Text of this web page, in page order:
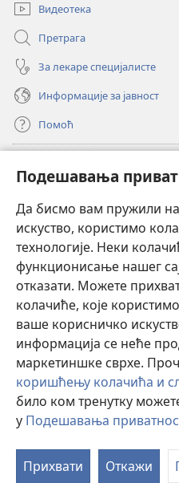
Подешавања
Да бисмо вам пружили
искуство, користимо
технологије. Неки
функционисање нашег
отказати. Можете
колачиће, које
ваше корисничко
информација се неће
маркетиншке сврхе.
коришћењу колачића и
било ком тренутку
у Подешавања
Прихвати Откажи
Видеотека
Претрага
За лекаре специјалисте
Информације за јавност
Помоћ
(отвара
нови
прозор)ОНЛАЈН БИБЛИОТЕКА
(отвара
нови
прозор)JW Hub®
(отвара
нови
прозор)JW Library
Watchtower Library ®
Copyright© 2026 Watch Tower
ПРАВИЛА КОРИШЋЕЊА|